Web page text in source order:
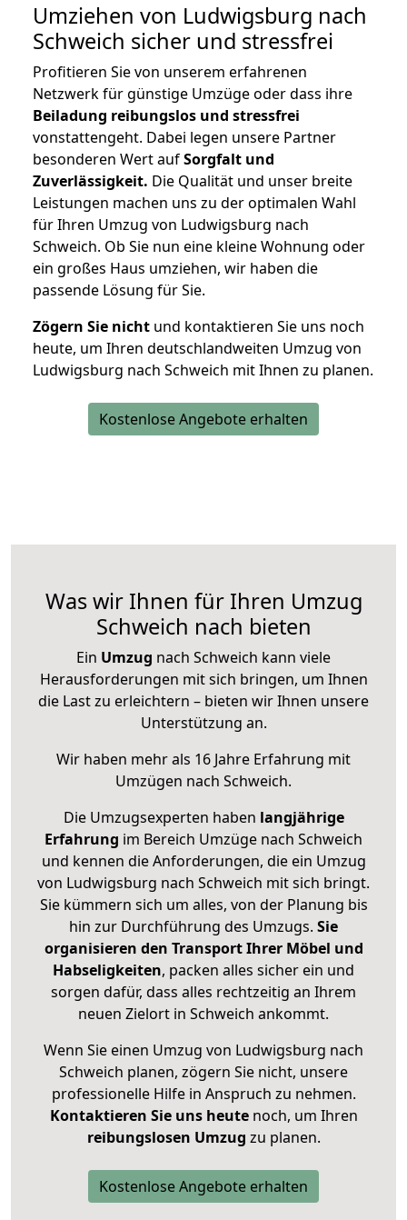
Umziehen von Ludwigsburg nach
Schweich sicher und stressfrei
Profitieren Sie von unserem erfahrenen
Netzwerk für günstige Umzüge oder dass ihre
Beiladung reibungslos und stressfrei
vonstattengeht. Dabei legen unsere Partner
besonderen Wert aufSorgfalt und
Zuverlässigkeit. Die Qualität und unser breite
Leistungen machen uns zu der optimalen Wahl
für Ihren Umzug von Ludwigsburg nach
Schweich. Ob Sie nun eine kleine Wohnung oder
ein großes Haus umziehen, wir haben die
passende Lösung für Sie.
Zögern Sie nicht und kontaktieren Sie uns noch
heute, um Ihren deutschlandweiten Umzug von
Ludwigsburg nach Schweich mit Ihnen zu planen.
Kostenlose Angebote erhalten
Was wir Ihnen für Ihren Umzug
Schweich nach bieten
Ein Umzug nach Schweich kann viele
Herausforderungen mit sich bringen, um Ihnen
die Last zu erleichtern – bieten wir Ihnen unsere
Unterstützung an.
Wir haben mehr als 16 Jahre Erfahrung mit
Umzügen nach Schweich.
Die Umzugsexperten haben langjährige
Erfahrung im Bereich Umzüge nach Schweich
und kennen die Anforderungen, die ein Umzug
von Ludwigsburg nach Schweich mit sich bringt.
Sie kümmern sich um alles, von der Planung bis
hin zur Durchführung des Umzugs. Sie
organisieren den Transport Ihrer Möbel und
Habseligkeiten, packen alles sicher ein und
sorgen dafür, dass alles rechtzeitig an Ihrem
neuen Zielort in Schweich ankommt.
Wenn Sie einen Umzug von Ludwigsburg nach
Schweich planen, zögern Sie nicht, unsere
professionelle Hilfe in Anspruch zu nehmen.
Kontaktieren Sie uns heutenoch, um Ihren
reibungslosen Umzug zu planen.
Kostenlose Angebote erhalten